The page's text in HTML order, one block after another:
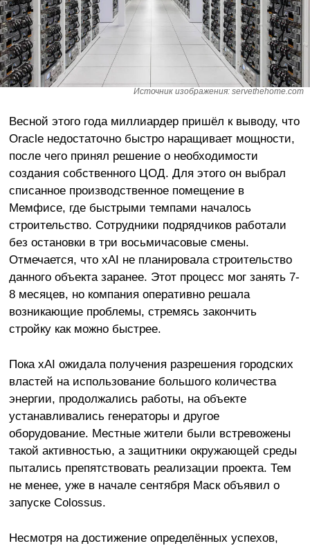
Источник изображения: servethehome.com
Весной этого года миллиардер пришёл к выводу, что
Oracle недостаточно быстро наращивает мощности,
после чего принял решение о необходимости
создания собственного ЦОД. Для этого он выбрал
списанное производственное помещение в
Мемфисе, где быстрыми темпами началось
строительство. Сотрудники подрядчиков работали
без остановки в три восьмичасовые смены.
Отмечается, что xAI не планировала строительство
данного объекта заранее. Этот процесс мог занять 7-
8 месяцев, но компания оперативно решала
возникающие проблемы, стремясь закончить
стройку как можно быстрее.
Пока xAI ожидала получения разрешения городских
властей на использование большого количества
энергии, продолжались работы, на объекте
устанавливались генераторы и другое
оборудование. Местные жители были встревожены
такой активностью, а защитники окружающей среды
пытались препятствовать реализации проекта. Тем
не менее, уже в начале сентября Маск объявил о
запуске Colossus.
Несмотря на достижение определённых успехов,